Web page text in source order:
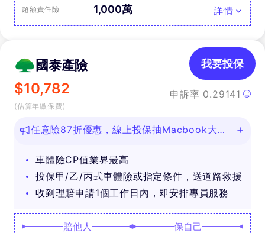
超額責任險 1,000萬 詳情
國泰產險
$10,782
(估算年繳保費)
申訴率 0.29141
我要投保
任意險87折優惠，線上投保抽Macbook大
車體險CP值業界最高
投保甲/乙/丙式車體險或指定條件，送道路救援
收到理賠申請1個工作日內，即安排專員服務
賠他人 保自己